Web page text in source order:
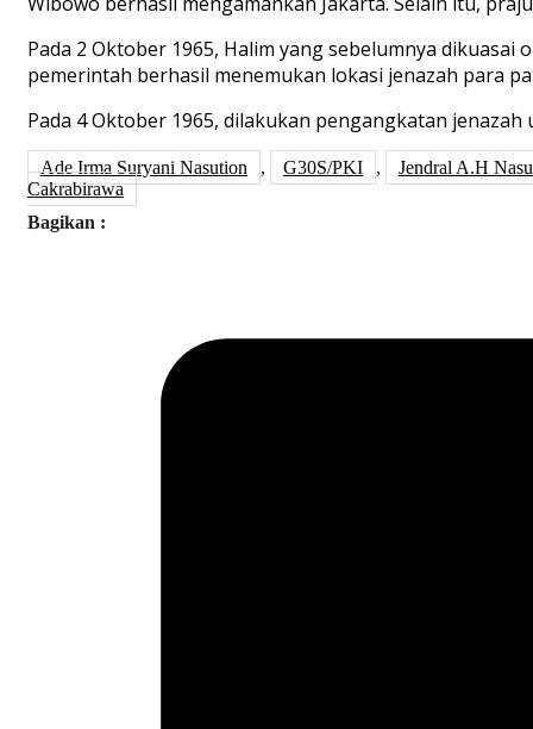
Pada 2 Oktober 1965, Halim yang sebelumnya dikuasai
pemerintah berhasil menemukan lokasi jenazah para
Pada 4 Oktober 1965, dilakukan pengangkatan
Ade Irma Suryani Nasution , G30S/PKI ,
Jendral A.H
Cakrabirawa
Bagikan :